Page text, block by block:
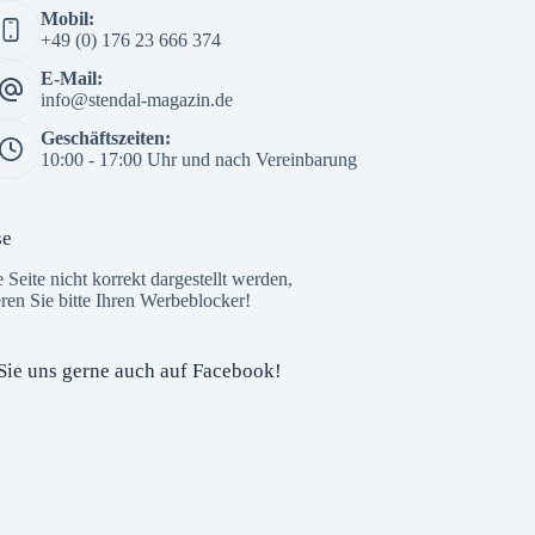
3 Wochen her
Einschulung steht vor der Tür! 🌟
Am 15. August beginnt für viele Kinder ein
ganz neuer Lebensabschnitt. Die Vorfreude
Hier finden Sie alles, was kleine ABC-
Schützen für einen gelungenen Schulstart
Foto
Mobil:
+49 (0) 176 23 666 374
E-Mail:
info@stendal-magazin.de
Geschäftszeiten:
10:00 - 17:00 Uhr und nach Vereinbarung
Seite nicht korrekt dargestellt werden,
Sie bitte Ihren Werbeblocker!
uns gerne auch auf Facebook!